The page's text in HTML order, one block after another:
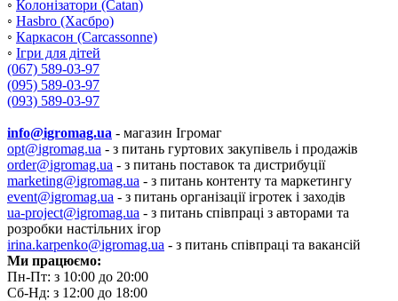
◦ Колонізатори (Catan)
◦ Hasbro (Хасбро)
◦ Каркасон (Carcassonne)
◦ Ігри для дітей
(067) 589-03-97
(095) 589-03-97
(093) 589-03-97
info@igromag.ua - магазин Ігромаг
opt@igromag.ua - з питань гуртових закупівель і продажів
order@igromag.ua - з питань поставок та дистрибуції
marketing@igromag.ua - з питань контенту та маркетингу
event@igromag.ua - з питань організації ігротек і заходів
ua-project@igromag.ua - з питань співпраці з авторами та
розробки настільних ігор
irina.karpenko@igromag.ua - з питань співпраці та вакансій
Ми працюємо:
Пн-Пт: з 10:00 до 20:00
Сб-Нд: з 12:00 до 18:00